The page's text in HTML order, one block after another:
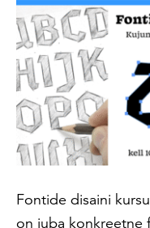
Fontide disaini
on juba konkreetne